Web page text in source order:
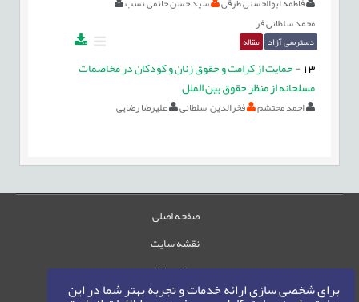
برای شخصی سازی ارائه خدمات و تجربه بهتر شما در این
محمد سلطانی فر
دسترسی آزاد مقاله
13
-حمایت از کرامت و حقوق زنان و کودکان در مخاصمات
مسلحانه از منظر حقوق بین الملل
احمد محتشم فخرالدین سلطانی علیرضا رضایی
صفحه اصلی
نقشه سایت
تماس با ما